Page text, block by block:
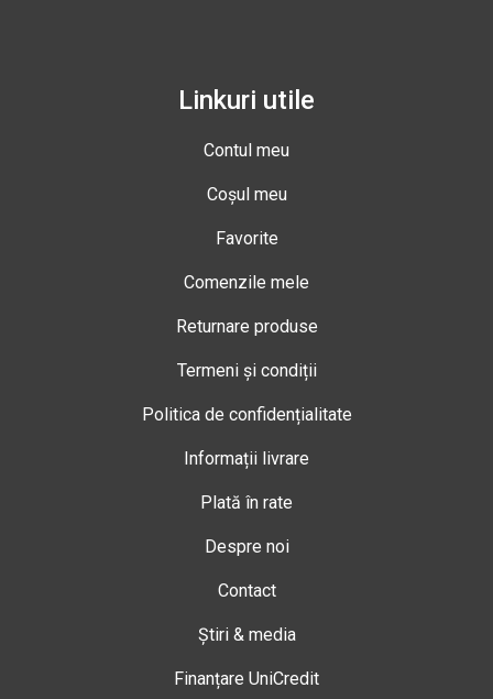
Linkuri utile
Contul meu
Coșul meu
Favorite
Comenzile mele
Returnare produse
Termeni și condiții
Politica de confidențialitate
Informații livrare
Plată în rate
Despre noi
Contact
Știri & media
Finanțare UniCredit